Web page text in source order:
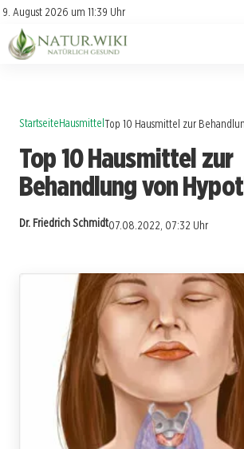
9. August 2026 um 11:39 Uhr
Account
Newsletter
Lexikon
Themen
StartseiteHausmittelTop 10 Hausmittel zur
Top 10 Hausmittel zur
Behandlung von
Dr. Friedrich Schmidt07.08.2022, 07:32 Uhr